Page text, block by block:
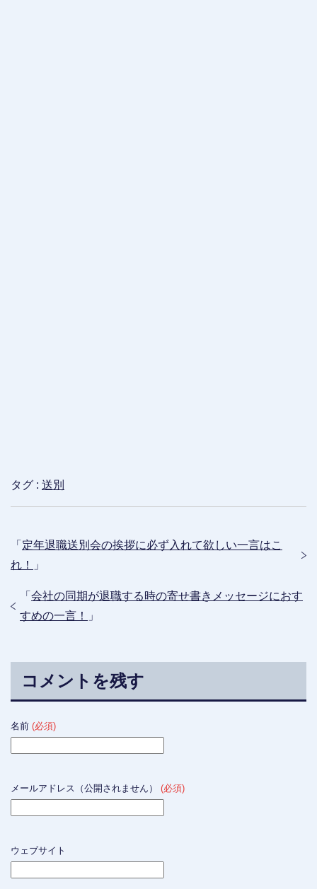
タグ : 送別
「 定年退職送別会の挨拶に必ず入れて欲しい一言はこ
れ！
」
「 会社の同期が退職する時の寄せ書きメッセージにおす
すめの一言！
」
コメントを残す
名前 (必須)
メールアドレス（公開されません） (必須)
ウェブサイト